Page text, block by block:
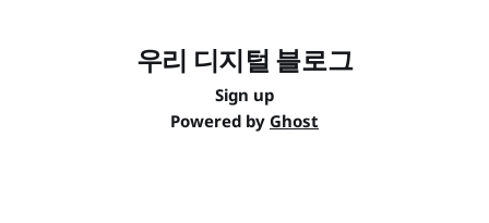
해답을 찾기는 어렵겠지만, Google의
우리 디지털 블로그
Sign up
Powered by Ghost